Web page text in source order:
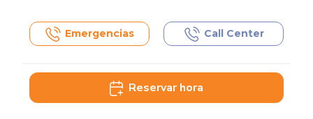
Emergencias Call Center
Reservar hora